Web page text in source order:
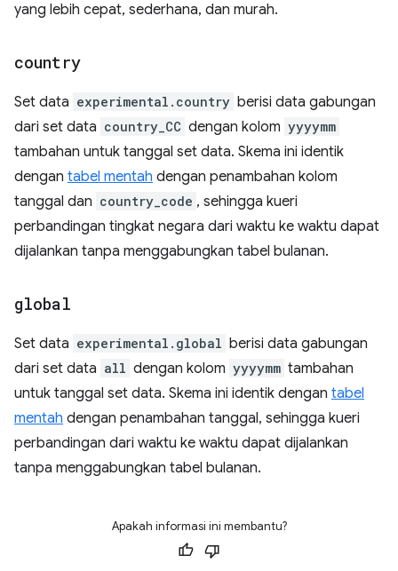
yang lebih cepat, sederhana, dan murah.
country
Set data experimental.country berisi data gabungan
dari set data country_CC dengan kolom yyyymm
tambahan untuk tanggal set data. Skema ini identik
dengan tabel mentah dengan penambahan kolom
tanggal dan country_code , sehingga kueri
perbandingan tingkat negara dari waktu ke waktu dapat
dijalankan tanpa menggabungkan tabel bulanan.
global
Set data experimental.global berisi data gabungan
dari set data all dengan kolom yyyymm tambahan
untuk tanggal set data. Skema ini identik dengan tabel
mentah dengan penambahan tanggal, sehingga kueri
perbandingan dari waktu ke waktu dapat dijalankan
tanpa menggabungkan tabel bulanan.
Apakah informasi ini membantu?